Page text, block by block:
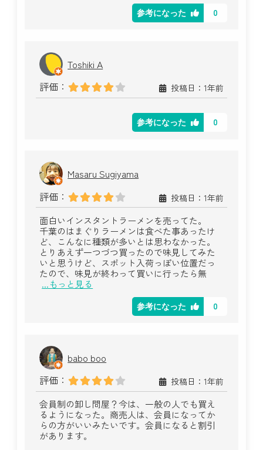
参考になった 0
Toshiki A
評価：
投稿日：1年前
参考になった 0
Masaru Sugiyama
評価：
投稿日：1年前
面白いインスタントラーメンを売ってた。
千葉のはまぐりラーメンは食べた事あったけ
ど、こんなに種類が多いとは思わなかった。
とりあえず一つづつ買ったので味見してみた
いと思うけど、スポット入荷っぽい位置だっ
たので、味見が終わって買いに行ったら無
...もっと見る
参考になった 0
babo boo
評価：
投稿日：1年前
会員制の卸し問屋？今は、一般の人でも買え
るようになった。商売人は、会員になってか
らの方がいいみたいです。会員になると割引
があります。